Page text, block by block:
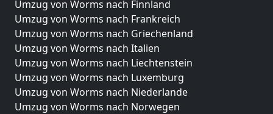
Umzug von Worms nach Finnland
Umzug von Worms nach Frankreich
Umzug von Worms nach Griechenland
Umzug von Worms nach Italien
Umzug von Worms nach Liechtenstein
Umzug von Worms nach Luxemburg
Umzug von Worms nach Niederlande
Umzug von Worms nach Norwegen